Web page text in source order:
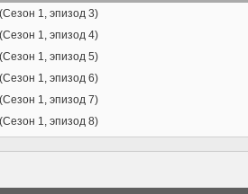
1, эпизод 3)
1, эпизод 4)
1, эпизод 5)
1, эпизод 6)
1, эпизод 7)
1, эпизод 8)